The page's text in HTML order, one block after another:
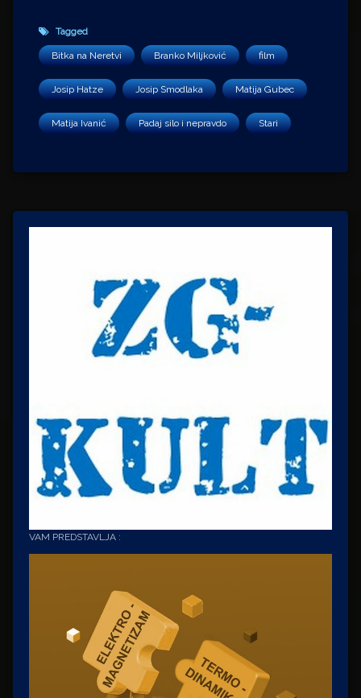
Tagged
Bitka na Neretvi Branko Miljković film
Josip Hatze Josip Smodlaka Matija Gubec
Matija Ivanić Padaj silo i nepravdo Stari
VAM PREDSTAVLJA :